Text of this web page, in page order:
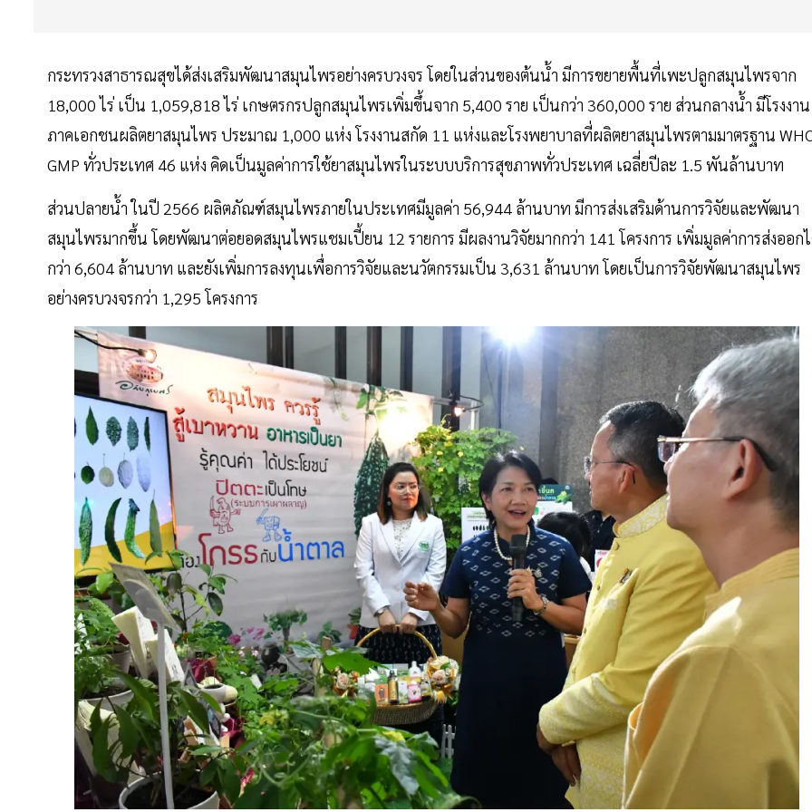
กระทรวงสาธารณสุขได้ส่งเสริมพัฒนาสมุนไพรอย่างครบวงจร โดยในส่วนของต้นน้ำ มีการขยายพื้นที่เพะปลูกสมุนไพรจาก
18,000 ไร่ เป็น 1,059,818 ไร่ เกษตรกรปลูกสมุนไพรเพิ่มขึ้นจาก 5,400 ราย เป็นกว่า 360,000 ราย ส่วนกลางน้ำ มีโรงงาน
ภาคเอกชนผลิตยาสมุนไพร ประมาณ 1,000 แห่ง โรงงานสกัด 11 แห่งและโรงพยาบาลที่ผลิตยาสมุนไพรตามมาตรฐาน
GMP ทั่วประเทศ 46 แห่ง คิดเป็นมูลค่าการใช้ยาสมุนไพรในระบบบริการสุขภาพทั่วประเทศ เฉลี่ยปีละ 1.5 พันล้านบาท
ส่วนปลายน้ำ ในปี 2566 ผลิตภัณฑ์สมุนไพรภายในประเทศมีมูลค่า 56,944 ล้านบาท มีการส่งเสริมด้านการวิจัยและพัฒนา
สมุนไพรมากขึ้น โดยพัฒนาต่อยอดสมุนไพรแชมเปี้ยน 12 รายการ มีผลงานวิจัยมากกว่า 141 โครงการ เพิ่มมูลค่าการส่งออก
กว่า 6,604 ล้านบาท และยังเพิ่มการลงทุนเพื่อการวิจัยและนวัตกรรมเป็น 3,631 ล้านบาท โดยเป็นการวิจัยพัฒนาสมุนไพร
อย่างครบวงจรกว่า 1,295 โครงการ